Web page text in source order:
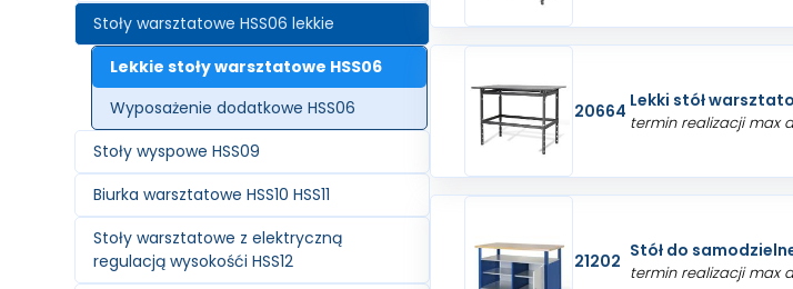
Stoły warsztatowe HSS06 lekkie
Lekkie stoły warsztatowe HSS06
Wyposażenie dodatkowe HSS06
Stoły wyspowe HSS09
Biurka warsztatowe HSS10 HSS11
Stoły warsztatowe z elektryczną
regulacją wysokośći HSS12
20664 Lekki stół
termin realizacji max
21202 Stół do
termin realizacji max